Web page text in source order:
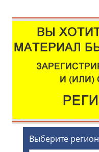
Выберите регион